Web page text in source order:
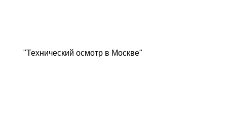
"Технический осмотр в Москве"